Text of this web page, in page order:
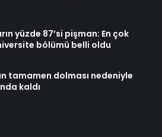
yüzde 87’si pişman: En çok
bölümü belli oldu
tamamen dolması nedeniyle
kaldı